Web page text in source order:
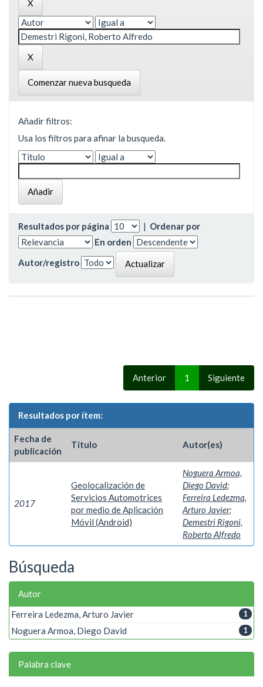
Comenzar nueva busqueda
Añadir filtros:
Usa los filtros para afinar la busqueda.
Resultados por página | Ordenar por
En orden
Autor/registro
Anterior 1 Siguiente
Resultados por ítem:
Fecha de
publicación
Título Autor(es)
2017
Geolocalización de
Servicios Automotrices
por medio de Aplicación
Móvil (Android)
Noguera Armoa,
Diego David;
Ferreira Ledezma,
Arturo Javier;
Demestri Rigoni,
Roberto Alfredo
Búsqueda
Autor
1
Ferreira Ledezma, Arturo Javier
1
Noguera Armoa, Diego David
Palabra clave